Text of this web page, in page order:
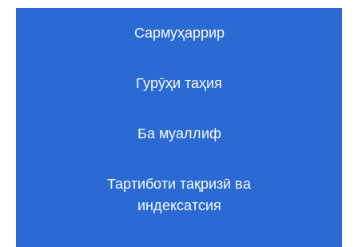
Сармуҳаррир
Гурӯҳи таҳия
Ба муаллиф
Тартиботи тақризӣ ва
индексатсия